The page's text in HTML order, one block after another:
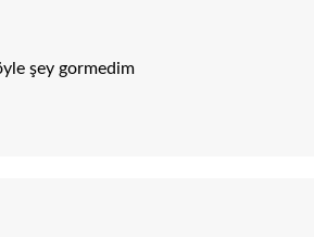
şey gormedim